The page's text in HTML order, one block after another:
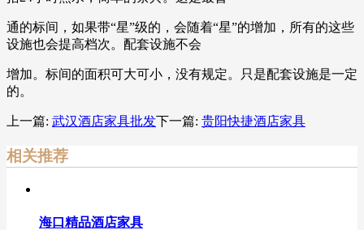
通的标间，如果带“星”级的，会随着“星”的增加，所有的这些
设施也会提高档次。配套设施不会
增加。标间的面积可大可小，没有规定。只是配套设施是一定
的。
上一篇: 武汉酒店家具批发下一篇: 贵阳快捷酒店家具
相关推荐
海口精品酒店家具